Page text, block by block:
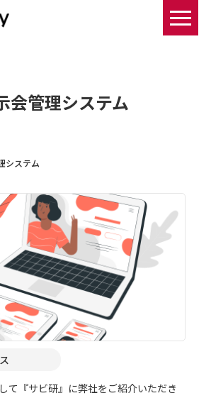
会管理システム
システム
て『サビ研』に弊社をご紹介いただき